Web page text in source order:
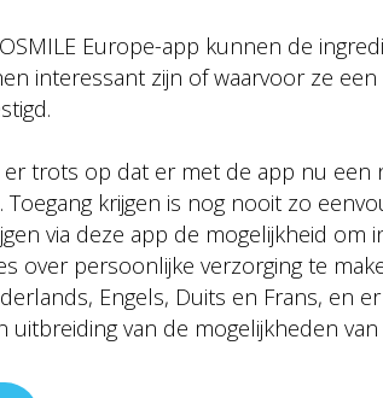
Europe-app kunnen de
interessant zijn of waarvoor ze
er trots op dat er met de app nu
krijgen is nog nooit zo
via deze app de mogelijkheid om
over persoonlijke verzorging te
Engels, Duits en Frans, en
uitbreiding van de mogelijkheden van